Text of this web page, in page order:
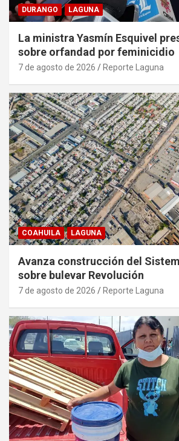
DURANGO LAGUNA
La ministra Yasmín Esquivel
sobre orfandad por feminicidio
7 de agosto de 2026 Reporte Laguna
COAHUILA LAGUNA
Avanza construcción del
sobre bulevar Revolución
7 de agosto de 2026 Reporte Laguna